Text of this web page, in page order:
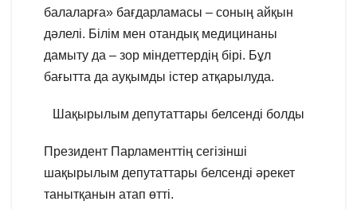
балаларға» бағдарламасы – соның айқын
дәлелі. Білім мен отандық медицинаны
дамыту да – зор міндеттердің бірі. Бұл
бағытта да ауқымды істер атқарылуда.
Шақырылым депутаттары белсенді болды
Президент Парламенттің сегізінші
шақырылым депутаттары белсенді әрекет
танытқанын атап өтті.